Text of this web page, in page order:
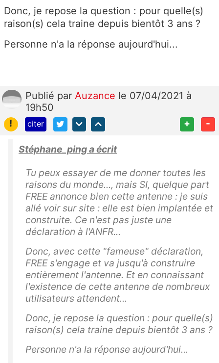
Donc, je repose la question : pour quelle(s)
raison(s) cela traine depuis bientôt 3 ans ?
Personne n'a la réponse aujourd'hui...
Publié par Auzance le 07/04/2021 à
19h50
!
citer + -
Stéphane_ping a écrit
Tu peux essayer de me donner toutes les
raisons du monde..., mais SI, quelque part
FREE annonce bien cette antenne : je suis
allé voir sur site : elle est bien implantée et
construite. Ce n'est pas juste une
déclaration à l'ANFR...
Donc, avec cette "fameuse" déclaration,
FREE s'engage et va jusqu'à construire
entièrement l'antenne. Et en connaissant
l'existence de cette antenne de nombreux
utilisateurs attendent...
Donc, je repose la question : pour quelle(s)
raison(s) cela traine depuis bientôt 3 ans ?
Personne n'a la réponse aujourd'hui...